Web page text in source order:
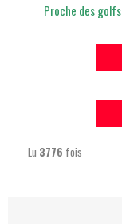
Proche des golfs
Lu 3776 fois